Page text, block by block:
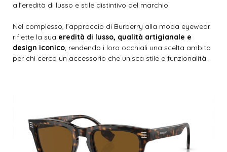
all’eredità di lusso e stile distintivo del marchio.
Nel complesso, l’approccio di Burberry alla moda eyewear
riflette la sua eredità di lusso, qualità artigianale e
design iconico, rendendo i loro occhiali una scelta ambita
per chi cerca un accessorio che unisca stile e funzionalità.